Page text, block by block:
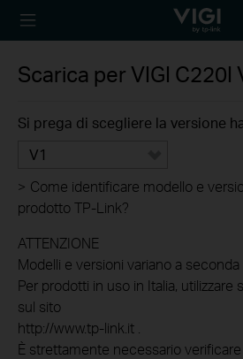
TP-Link, Reliably
Scarica per VIGI C220I
Si prega di scegliere la versione
V1
> Come identificare modello e
prodotto TP-Link?
ATTENZIONE
Modelli e versioni variano a seconda
Per prodotti in uso in Italia, utilizzare
sul sito
http://www.tp-link.it .
È strettamente necessario